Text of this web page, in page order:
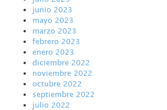
junio 2023
mayo 2023
marzo 2023
febrero 2023
enero 2023
diciembre 2022
noviembre 2022
octubre 2022
septiembre 2022
julio 2022